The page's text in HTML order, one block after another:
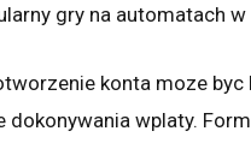
gry na automatach
konta moze
dokonywania wplaty.